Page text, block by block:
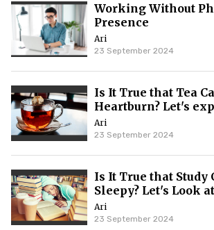
Working Without
Presence
Ari
23 September 2024
Is It True that Tea
Heartburn? Let's
Ari
23 September 2024
Is It True that Study
Sleepy? Let's Look
Ari
23 September 2024